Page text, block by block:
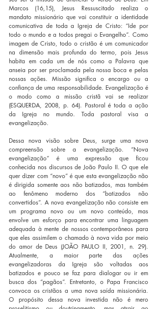
Marcos (16,15), Jesus Ressuscitado realiza o
mandato missionário que vai constituir a identidade
comunicativa de toda a Igreja de Cristo: “Ide por
todo o mundo e a todos pregai o Evangelho”. Como
imagem de Cristo, todo o cristão é um comunicador
na dimensão mais profunda do termo, pois Jesus
habita em cada um de nós como a Palavra que
anseia por ser proclamada pela nossa boca e pelas
nossas ações. Missão significa o encargo ou a
confiança de uma responsabilidade. Evangelização é
o modo como a missão cristã vai se realizar
(ESQUERDA, 2008, p. 64). Pastoral é toda a ação
da Igreja no mundo. Toda pastoral visa a
evangelização.
Dessa nova visão sobre Deus, surge uma nova
compreensão sobre a evangelização. “Nova
evangelização” é uma expressão que ficou
conhecida nos discursos de João Paulo II. O que ele
quer dizer com “novo” é que esta evangelização não
é dirigida somente aos não batizados, mas também
ao fenômeno moderno dos “batizados não
convertidos”. A nova evangelização não consiste em
um programa novo ou um novo conteúdo, mas
envolve um esforço para encontrar uma linguagem
adequada à mente de nossos contemporâneos para
que eles assimilem o chamado à nova vida por meio
do amor de Deus (JOÃO PAULO II, 2001, n. 29).
Atualmente, a maior parte das ações
evangelizadoras da Igreja são voltadas aos
batizados e pouco se faz para dialogar ou ir em
busca dos “pagãos”. Entretanto, o Papa Francisco
convoca os cristãos a uma nova saída missionária.
O propósito dessa nova investida não é mero